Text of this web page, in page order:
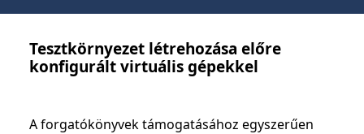
Tesztkörnyezet létrehozása előre
konfigurált virtuális gépekkel
A forgatókönyvek támogatásához egyszerűen